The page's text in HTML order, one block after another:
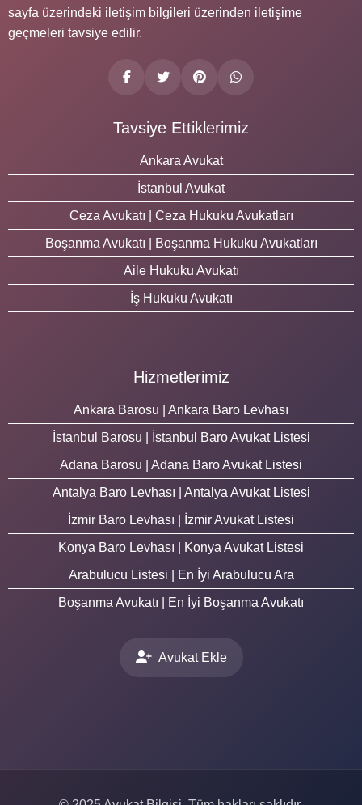
sayfa üzerindeki iletişim bilgileri üzerinden iletişime
geçmeleri tavsiye edilir.
Tavsiye Ettiklerimiz
Ankara Avukat
İstanbul Avukat
Ceza Avukatı | Ceza Hukuku Avukatları
Boşanma Avukatı | Boşanma Hukuku Avukatları
Aile Hukuku Avukatı
İş Hukuku Avukatı
Hizmetlerimiz
Ankara Barosu | Ankara Baro Levhası
İstanbul Barosu | İstanbul Baro Avukat Listesi
Adana Barosu | Adana Baro Avukat Listesi
Antalya Baro Levhası | Antalya Avukat Listesi
İzmir Baro Levhası | İzmir Avukat Listesi
Konya Baro Levhası | Konya Avukat Listesi
Arabulucu Listesi | En İyi Arabulucu Ara
Boşanma Avukatı | En İyi Boşanma Avukatı
Avukat Ekle